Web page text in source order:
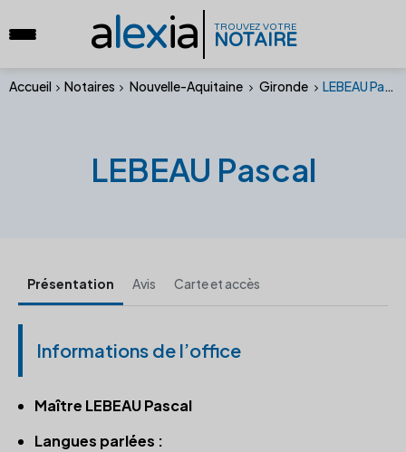
alexia TROUVEZ VOTRE
NOTAIRE
Accueil Notaires Nouvelle-Aquitaine Gironde LEBEAU Pascal
LEBEAU Pascal
Présentation Avis Carte et accès
Informations de l’office
Maître LEBEAU Pascal
Langues parlées :